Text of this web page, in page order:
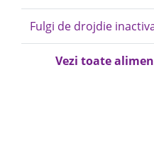
Fulgi de drojdie
Vezi toate